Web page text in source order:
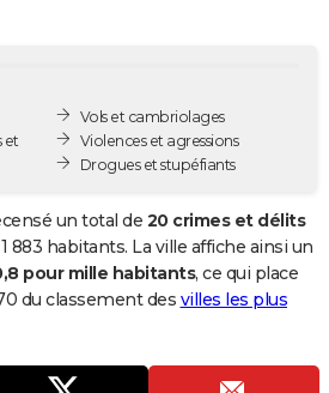
et
Vols et cambriolages
Violences et agressions
Drogues et stupéfiants
un total de 20 crimes et délits
883 habitants. La ville affiche ainsi un
pour mille habitants, ce qui place
du classement des villes les plus